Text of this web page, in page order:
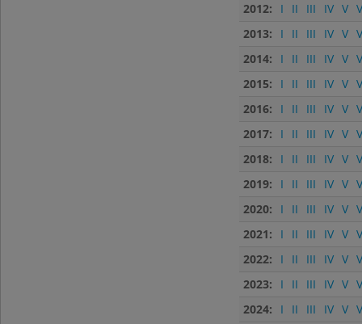
2012:
I II III IV V
2013:
I II III IV V
2014:
I II III IV V
2015:
I II III IV V
2016:
I II III IV V
2017:
I II III IV V
2018:
I II III IV V
2019:
I II III IV V
2020:
I II III IV V
2021:
I II III IV V
2022:
I II III IV V
2023:
I II III IV V
2024:
I II III IV V